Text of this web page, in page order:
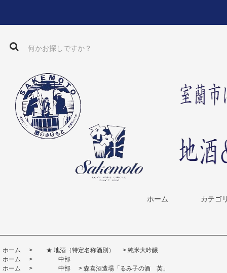
ホーム カテゴ
ホーム > ★ 地酒（特定名称酒別） > 純米大吟醸
ホーム
>
中部
ホーム
> 中部 > 森喜酒造場「るみ子の酒 英」